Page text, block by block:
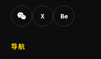
X Be
导航